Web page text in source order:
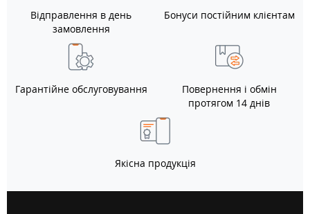
Відправлення в день
замовлення
Бонуси постійним клієнтам
Гарантійне обслуговування
Повернення і обмін
протягом 14 днів
Якісна продукція